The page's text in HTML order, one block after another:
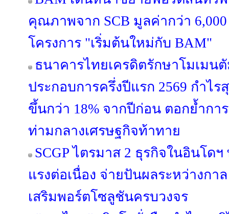
คุณภาพจาก SCB มูลค่ากว่า
โครงการ "เริ่มต้นใหม่กับ BAM"
ธนาคารไทยเครดิตรักษาโมเมน
ประกอบการครึ่งปีแรก 2569 กำไ
ขึ้นกว่า 18% จากปีก่อน ตอกย้ำกา
ท่ามกลางเศรษฐกิจท้าทาย
SCGP ไตรมาส 2 ธุรกิจในอินโด
แรงต่อเนื่อง จ่ายปันผลระหว่างกา
เสริมพอร์ตโซลูชันครบวงจร